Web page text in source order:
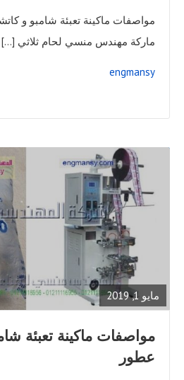
ماركة مهندس منسي لحام ثلاثي […]
engmansy
مايو 1, 2019
READ
FULL
مواصفات ماكينة تعبئة
عطور